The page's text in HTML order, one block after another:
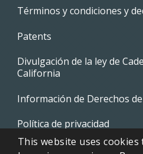
Términos y condiciones y
Patents
Divulgación de la ley de
California
Información de Derechos
Política de privacidad
EVAPCO Promotional
This website uses